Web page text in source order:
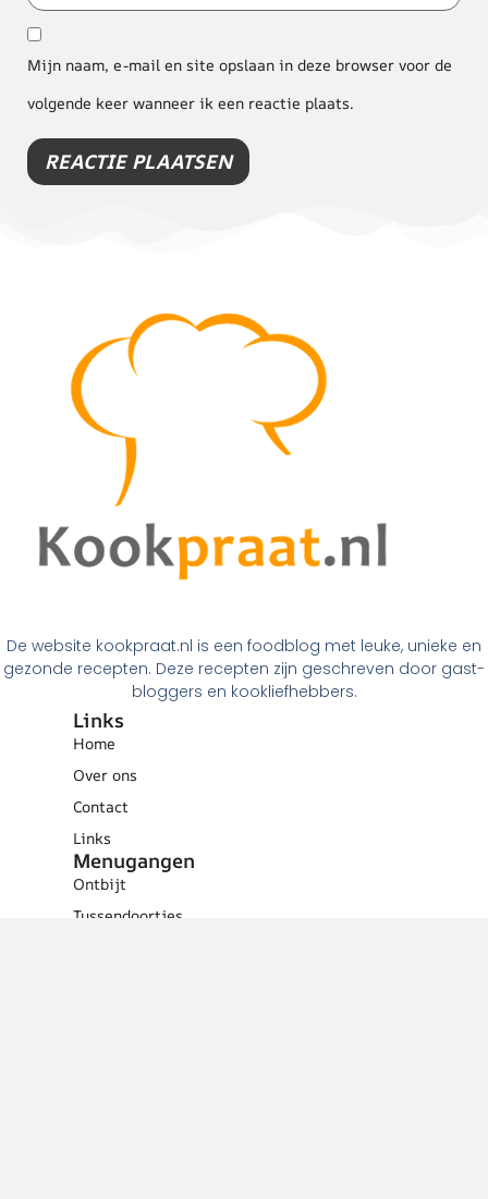
Mijn naam, e-mail en site opslaan in deze browser voor de
volgende keer wanneer ik een reactie plaats.
De website kookpraat.nl is een foodblog met leuke, unieke en
gezonde recepten. Deze recepten zijn geschreven door gast-
bloggers en kookliefhebbers.
Links
Home
Over ons
Contact
Links
Menugangen
Ontbijt
Tussendoortjes